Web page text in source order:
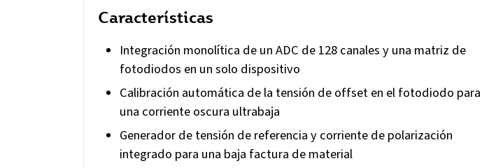
Características
Integración monolítica de un ADC de 128 canales y una matriz de
fotodiodos en un solo dispositivo
Calibración automática de la tensión de offset en el fotodiodo para
una corriente oscura ultrabaja
Generador de tensión de referencia y corriente de polarización
integrado para una baja factura de material